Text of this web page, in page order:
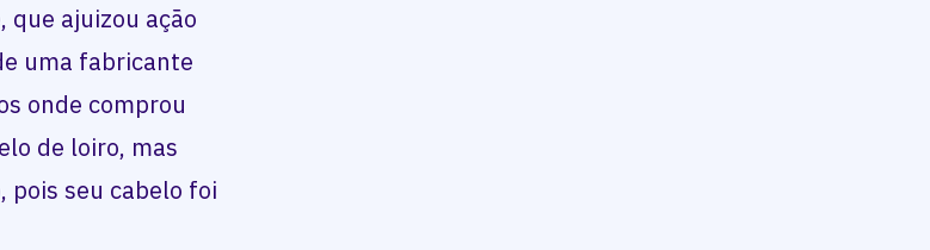
que ajuizou ação
uma fabricante
onde comprou
de loiro, mas
seu cabelo foi